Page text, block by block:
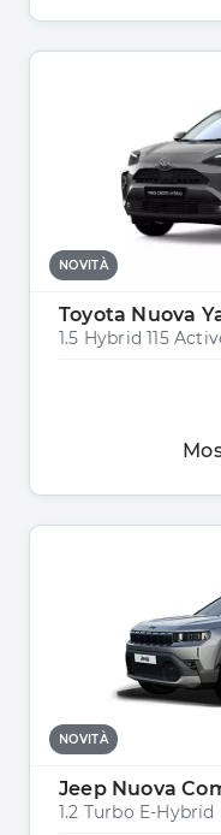
NOVITÀ
Toyota Nuova
1.5 Hybrid 115
NOVITÀ
Jeep Nuova